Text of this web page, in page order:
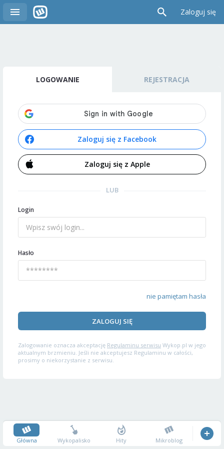
Zaloguj się
LOGOWANIE REJESTRACJA
Zaloguj się z Facebook
Zaloguj się z Apple
LUB
Login
Hasło
nie pamiętam hasła
ZALOGUJ SIĘ
Zalogowanie oznacza akceptację Regulaminu serwisu Wykop.pl w jego
aktualnym brzmieniu. Jeśli nie akceptujesz Regulaminu w całości,
prosimy o niekorzystanie z serwisu.
Główna Wykopalisko Hity Mikroblog